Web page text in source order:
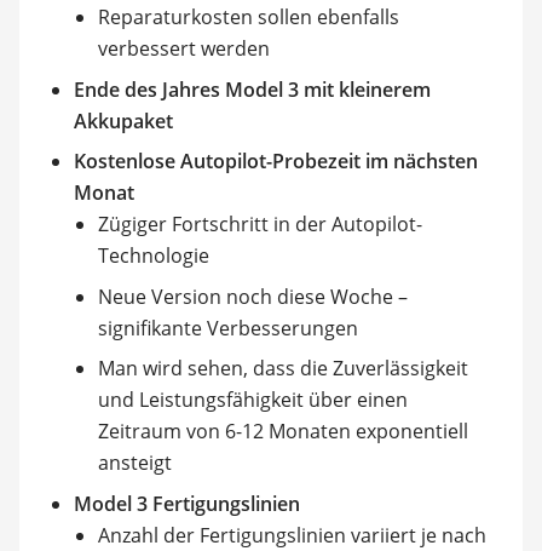
Reparaturkosten sollen ebenfalls
verbessert werden
Ende des Jahres Model 3 mit kleinerem
Akkupaket
Kostenlose Autopilot-Probezeit im nächsten
Monat
Zügiger Fortschritt in der Autopilot-
Technologie
Neue Version noch diese Woche –
signifikante Verbesserungen
Man wird sehen, dass die Zuverlässigkeit
und Leistungsfähigkeit über einen
Zeitraum von 6-12 Monaten exponentiell
ansteigt
Model 3 Fertigungslinien
Anzahl der Fertigungslinien variiert je nach